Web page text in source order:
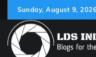
content
Sunday, August 9,